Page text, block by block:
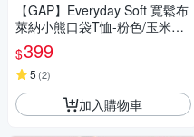
【GAP】Everyday Soft 寬鬆布
萊納小熊口袋T恤-粉色/玉米黃/
制服深藍/亮白/黑色(895169)
$399
5 (2)
加入購物車